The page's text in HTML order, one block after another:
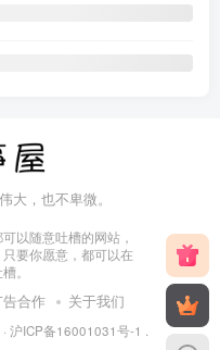
大，也不卑微。
以随意吐槽的网站，
要你愿意，都可以在
。
告合作 关于我们
· 沪ICP备16001031号-1 .